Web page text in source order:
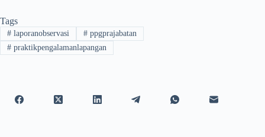
Tags
#laporanobservasi #ppgprajabatan
#praktikpengalamanlapangan